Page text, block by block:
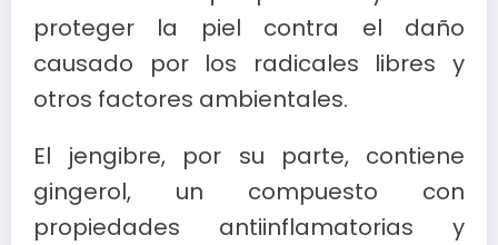
proteger la piel contra el daño
causado por los radicales libres y
otros factores ambientales.
El jengibre, por su parte, contiene
gingerol, un compuesto con
propiedades antiinflamatorias y